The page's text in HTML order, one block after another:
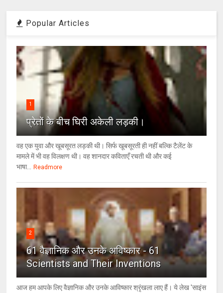
Popular Articles
1
प्रेतों के बीच घिरी अकेली लड़की।
वह एक युवा और खूबसूरत लड़की थी। सिर्फ खूबसूरती ही नहीं बल्कि टैलेंट के
मामले में भी वह विलक्षण थी। वह शानदार कविताएँ रचती थी और कई
भाषा...
Readmore
2
61 वैज्ञानिक और उनके अविष्कार - 61
Scientists and Their Inventions
आज हम आपके लिए वैज्ञानिक और उनके आविष्कार श्रृंखला लाए हैं। ये लेख 'साइंस